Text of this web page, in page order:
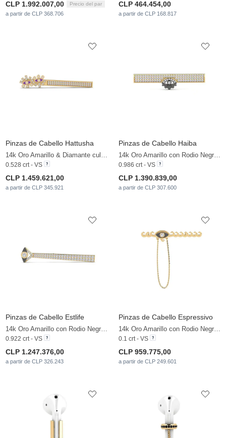
CLP 1.992.007,00 Precio del par
a partir de CLP 368.706
CLP 464.454,00
a partir de CLP 168.817
Pinzas de Cabello Hattusha
14k Oro Amarillo & Diamante cultivado en laboratorio
0.528 crt - VS
CLP 1.459.621,00
a partir de CLP 345.921
Pinzas de Cabello Haiba
14k Oro Amarillo con Rodio Negro & Diamante cultivado en laboratorio
0.986 crt - VS
CLP 1.390.839,00
a partir de CLP 307.600
Pinzas de Cabello Estlife
14k Oro Amarillo con Rodio Negro & Diamante cultivado en laboratorio
0.922 crt - VS
CLP 1.247.376,00
a partir de CLP 326.243
Pinzas de Cabello Espressivo
14k Oro Amarillo con Rodio Negro & Diamante cultivado en laboratorio
0.1 crt - VS
CLP 959.775,00
a partir de CLP 249.601